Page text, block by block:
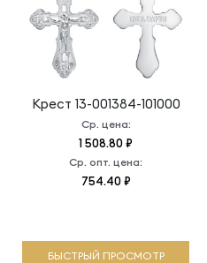
Крест 13-001384-101000
Ср. цена:
1 508.80 ₽
Ср. опт. цена:
754.40 ₽
БЫСТРЫЙ ПРОСМОТР